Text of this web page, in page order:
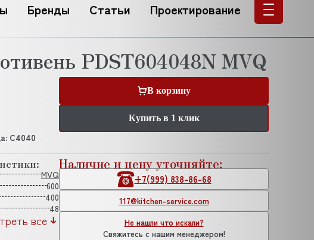
Бренды Статьи Проектирование
PDST604048N MVQ
В корзину
Купить в 1 клик
C4040
MVQ
600
400
48
все
Наличие и цену уточняйте:
+7(999) 838-86-68
117@kitchen-service.com
Не нашли что искали?
Свяжитесь с нашим менеджером!